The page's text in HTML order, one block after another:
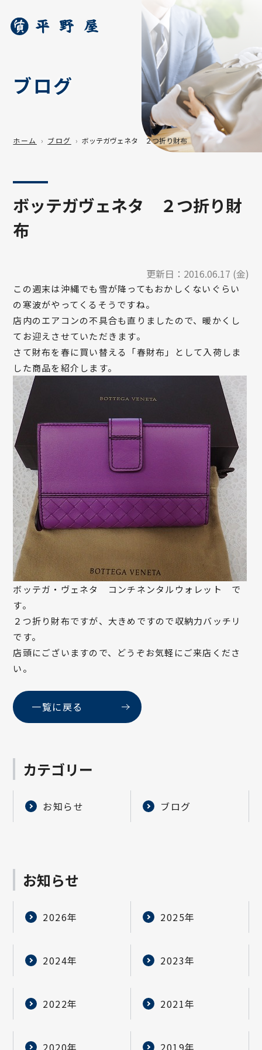
ブログ
ホーム ブログ ボッテガヴェネタ ２つ折り財布
ボッテガヴェネタ ２つ折り財
布
更新日： 2016.06.17 (金)
この週末は沖縄でも雪が降ってもおかしくないぐらい
の寒波がやってくるそうですね。
店内のエアコンの不具合も直りましたので、暖かくし
てお迎えさせていただきます。
さて財布を春に買い替える「春財布」として入荷しま
した商品を紹介します。
ボッテガ・ヴェネタ コンチネンタルウォレット で
す。
２つ折り財布ですが、大きめですので収納力バッチリ
です。
店頭にございますので、どうぞお気軽にご来店くださ
い。
一覧に戻る
カテゴリー
お知らせ ブログ
お知らせ
2026年 2025年
2024年 2023年
2022年 2021年
2020年 2019年